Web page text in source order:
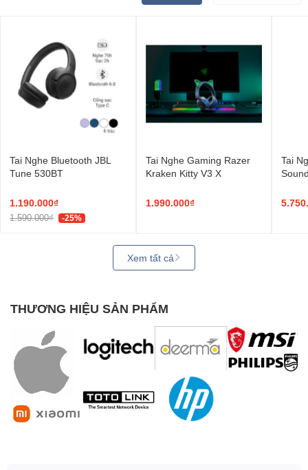
Tai Nghe Bluetooth JBL
Tune 530BT
1.190.000₫
1.590.000₫ -25%
Tai Nghe Gaming Razer
Kraken Kitty V3 X
1.990.000₫
Tai
Xem tất cả
THƯƠNG HIỆU SẢN PHẨM